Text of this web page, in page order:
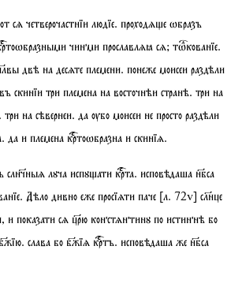
сѧ четверочастнїи людїе. проходѧе ѡбразъ
чинми прославлѧꙗ сѧ;тѡкованїе.
двѣ на десѧте племени. понеже моисеи раздѣли
скинїи три племена на восточнѣи странѣ. три на
на сѣвернеи. да ѹбо моисеи не просто раздѣли
да и племена кртоѡбразна и скинїѧ.
лꙋча испꙋати крта. исповѣдаша нбса
. Дѣло дивно еже просїѧти паче[л.72v]слнце
и показати сѧ црю констѧнтинꙋ по истиннѣ бо
слава бо бжїѧ кртъ. исповѣдаша же нбса